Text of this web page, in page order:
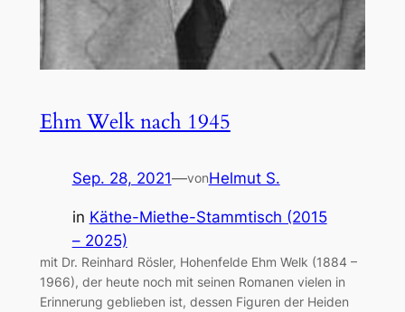
Ehm Welk nach 1945
Sep. 28, 2021—vonHelmut S.
in Käthe-Miethe-Stammtisch (2015
– 2025)
mit Dr. Reinhard Rösler, Hohenfelde Ehm Welk (1884 –
1966), der heute noch mit seinen Romanen vielen in
Erinnerung geblieben ist, dessen Figuren der Heiden